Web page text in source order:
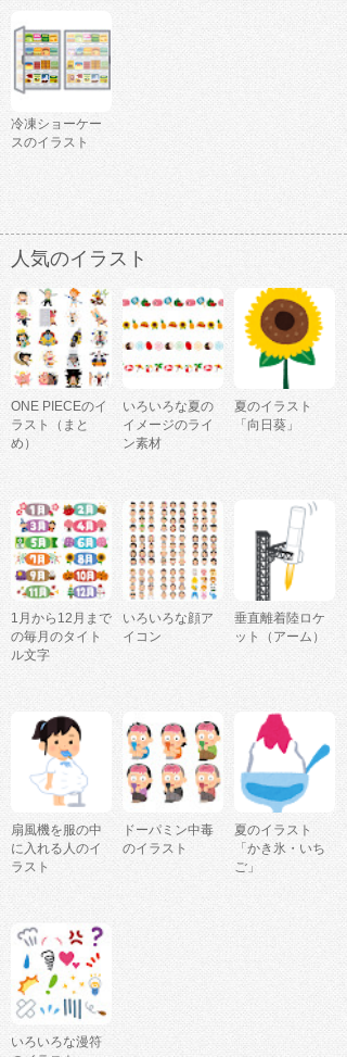
冷凍ショーケー
スのイラスト
人気のイラスト
ONE PIECEのイ
ラスト（まと
め）
いろいろな夏の
イメージのライ
ン素材
夏のイラスト
「向日葵」
1月から12月まで
の毎月のタイト
ル文字
いろいろな顔ア
イコン
垂直離着陸ロケ
ット（アーム）
扇風機を服の中
に入れる人のイ
ラスト
ドーパミン中毒
のイラスト
夏のイラスト
「かき氷・いち
ご」
いろいろな漫符